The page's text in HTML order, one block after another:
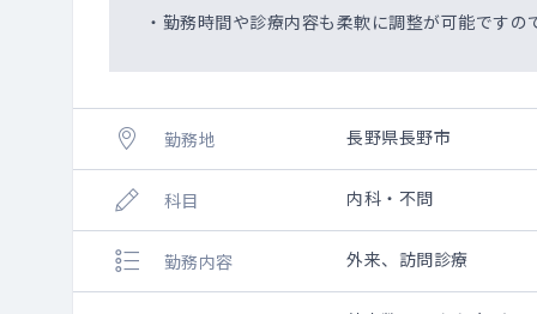
・勤務時間や診療内容も柔軟に調整が可能です
勤務地 長野県長野市
科目 内科・不問
勤務内容 外来、訪問診療